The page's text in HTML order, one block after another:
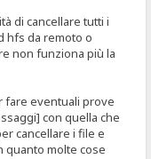
di cancellare tutti i
hfs da remoto o
non funziona più la
fare eventuali prove
con quella che
cancellare i file e
quanto molte cose